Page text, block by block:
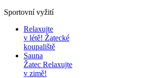
Sportovní vyžití
Relaxujte
v létě! Žatecké
koupaliště
Sauna
Žatec Relaxujte
v zimě!